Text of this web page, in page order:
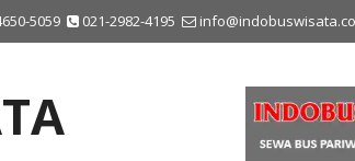
5059 021-2982-4195